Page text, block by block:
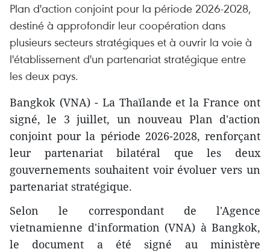
Plan d'action conjoint pour la période 2026-2028,
destiné à approfondir leur coopération dans
plusieurs secteurs stratégiques et à ouvrir la voie à
l'établissement d'un partenariat stratégique entre
les deux pays.
Bangkok (VNA) - La Thaïlande et la France ont
signé, le 3 juillet, un nouveau Plan d'action
conjoint pour la période 2026-2028, renforçant
leur partenariat bilatéral que les deux
gouvernements souhaitent voir évoluer vers un
partenariat stratégique.
Selon le correspondant de l'Agence
vietnamienne d'information (VNA) à Bangkok,
le document a été signé au ministère